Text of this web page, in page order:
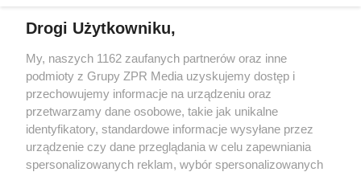
Drogi Użytkowniku,
My, naszych 1162 zaufanych partnerów oraz inne
podmioty z Grupy ZPR Media uzyskujemy dostęp i
przechowujemy informacje na urządzeniu oraz
przetwarzamy dane osobowe, takie jak unikalne
identyfikatory, standardowe informacje wysyłane przez
urządzenie czy dane przeglądania w celu zapewniania
spersonalizowanych reklam, wybór spersonalizowanych